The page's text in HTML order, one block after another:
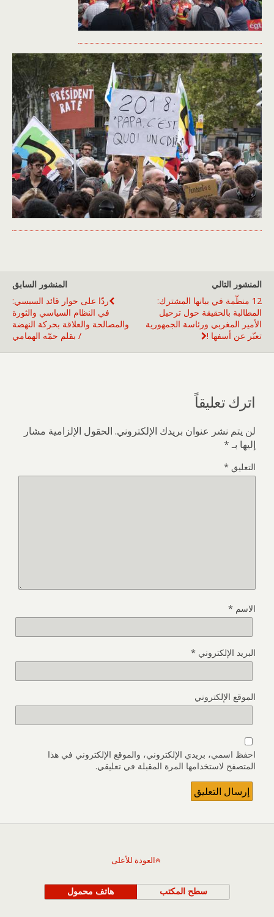
المنشور السابق
ردّا على حوار قائد السبسي:
في النظام السياسي والثورة
والمصالحة والعلاقة بحركة النهضة
/ بقلم حمّه الهمامي
المنشور التالي
12 منظّمة في بيانها المشترك:
المطالبة بالحقيقة حول ترحيل
الأمير المغربي ورئاسة الجمهورية
تعبّر عن أسفها !
اترك تعليقاً
لن يتم نشر عنوان بريدك الإلكتروني. الحقول الإلزامية مشار
إليها بـ*
التعليق *
الاسم *
البريد الإلكتروني *
الموقع الإلكتروني
احفظ اسمي، بريدي الإلكتروني، والموقع الإلكتروني في هذا
المتصفح لاستخدامها المرة المقبلة في تعليقي.
العودة للأعلى
هاتف محمول سطح المكتب